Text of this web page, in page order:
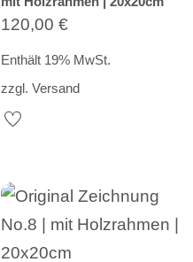
120,00 €
Enthält 19% MwSt.
zzgl. Versand